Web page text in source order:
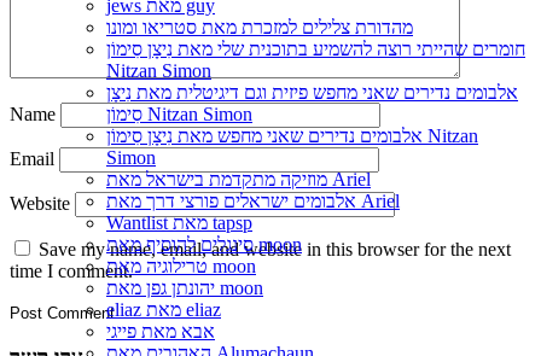
jews מאת guy
מהדורת צלילים למזכרת מאת סטריאו ומונו
חומרים שהייתי רוצה להשמיע בתוכנית שלי מאת נִיצָן סִימוֹן
Nitzan Simon
אלבומים נדירים שאני מחפש פיזית וגם דיגיטלית מאת נִיצָן
סִימוֹן Nitzan Simon
אלבומים נדירים שאני מחפש מאת נִיצָן סִימוֹן Nitzan
Simon
מוזיקה מתקדמת בישראל מאת Ariel
אלבומים ישראלים פורצי דרך מאת Ariel
Wantlist מאת tapsp
סינגלים להוסיף מאת moon
טרילוגיה מאת moon
יהונתן גפן מאת moon
eliaz מאת eliaz
אבא מאת פייגי
Name
Email
Website
Save my name, email, and website in this browser for the next
time I comment.